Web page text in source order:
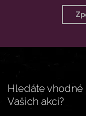
Hledáte
Vašich akcí?